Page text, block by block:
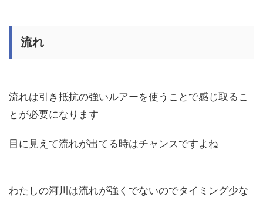
流れ
流れは引き抵抗の強いルアーを使うことで感じ取るこ
とが必要になります
目に見えて流れが出てる時はチャンスですよね
わたしの河川は流れが強くでないのでタイミング少な